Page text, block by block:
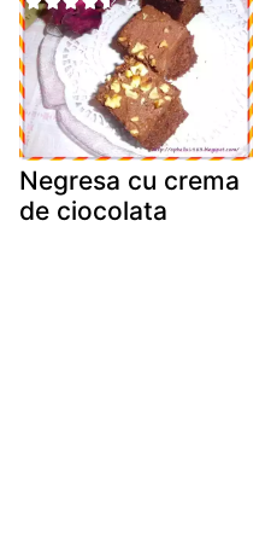
Negresa cu crema
de ciocolata